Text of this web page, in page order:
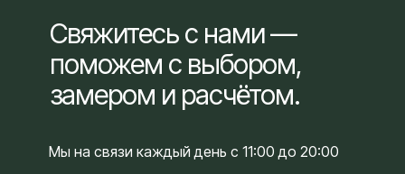
Свяжитесь с нами —
поможем с выбором,
замером и расчётом.
Мы на связи каждый день с 11:00 до 20:00